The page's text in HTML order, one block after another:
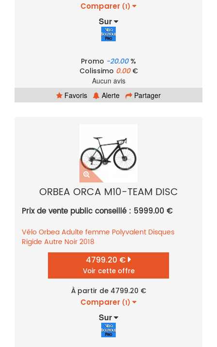
Comparer (1)
Sur
Promo -20.00%
Colissimo 0.00€
Aucun avis
Favoris
Alerte Partager
ORBEA ORCA M10-TEAM DISC
Prix de vente public conseillé : 5999.00 €
VéloOrbeaAdulte femme Polyvalent Disques
Rigide Autre Noir2018
4799.20 €
Voir cette offre
À partir de 4799.20 €
Comparer (1)
Sur